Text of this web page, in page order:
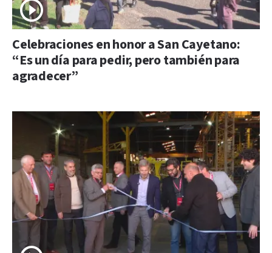
Celebraciones en honor a San Cayetano:
“Es un día para pedir, pero también para
agradecer”